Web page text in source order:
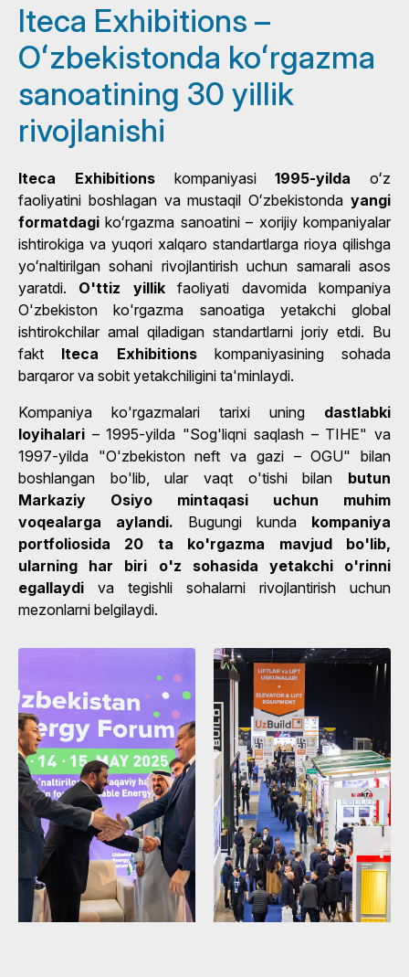
Iteca Exhibitions –
Oʻzbekistonda koʻrgazma
sanoatining 30 yillik
rivojlanishi
Iteca Exhibitionskompaniyasi1995-yilda oʻz
faoliyatini boshlagan va mustaqil Oʻzbekistonda yangi
formatdagi koʻrgazma sanoatini – xorijiy kompaniyalar
ishtirokiga va yuqori xalqaro standartlarga rioya qilishga
yoʻnaltirilgan sohani rivojlantirish uchun samarali asos
yaratdi. O'ttiz yillikfaoliyati davomida kompaniya
O'zbekiston ko'rgazma sanoatiga yetakchi global
ishtirokchilar amal qiladigan standartlarni joriy etdi. Bu
fakt Iteca Exhibitionskompaniyasining sohada
barqaror va sobit yetakchiligini ta'minlaydi.
Kompaniya ko'rgazmalari tarixi uning dastlabki
loyihalari – 1995-yilda "Sog'liqni saqlash – TIHE" va
1997-yilda "O'zbekiston neft va gazi – OGU" bilan
boshlangan bo'lib, ular vaqt o'tishi bilan butun
Markaziy Osiyo mintaqasi uchun muhim
voqealarga aylandi. Bugungi kunda kompaniya
portfoliosida 20 ta ko'rgazma mavjud bo'lib,
ularning har biri o'z sohasida yetakchi o'rinni
egallaydi va tegishli sohalarni rivojlantirish uchun
mezonlarni belgilaydi.